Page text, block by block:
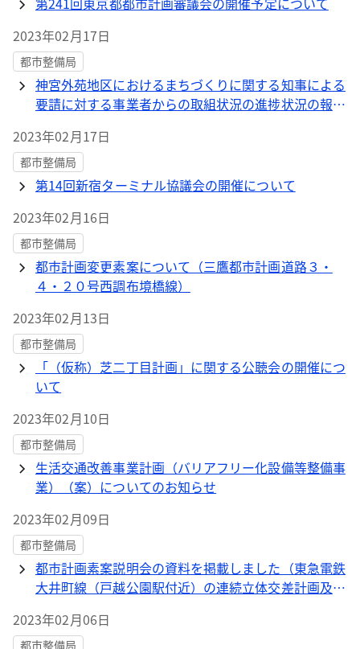
2023年02月17日
都市整備局
神宮外苑地区におけるまちづくりに関する知事による
要請に対する事業者からの取組状況の進捗状況の報告
2023年02月17日
都市整備局
第14回新宿ターミナル協議会の開催について
2023年02月16日
都市整備局
都市計画変更素案について（三鷹都市計画道路３・
４・２０号西調布境橋線）
2023年02月13日
都市整備局
「（仮称）芝二丁目計画」に関する公聴会の開催につ
いて
2023年02月10日
都市整備局
生活交通改善事業計画（バリアフリー化設備等整備事
業）（案）についてのお知らせ
2023年02月09日
都市整備局
都市計画素案説明会の資料を掲載しました（東急電鉄
大井町線（戸越公園駅付近）の連続立体交差計画及び
2023年02月06日
都市整備局